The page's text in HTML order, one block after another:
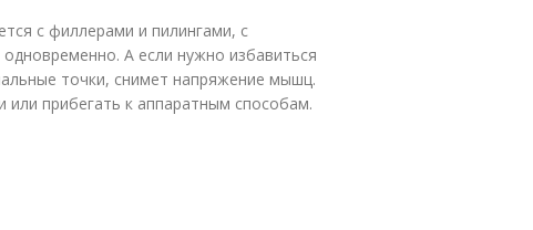
с филлерами и пилингами, с
А если нужно избавиться
точки, снимет напряжение мышц.
прибегать к аппаратным способам.